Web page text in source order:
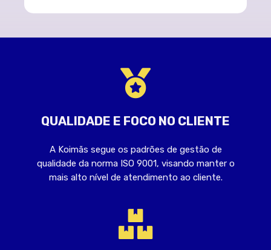
QUALIDADE E FOCO NO CLIENTE
A Koimãs segue os padrões de gestão de
qualidade da norma ISO 9001, visando manter o
mais alto nível de atendimento ao cliente.